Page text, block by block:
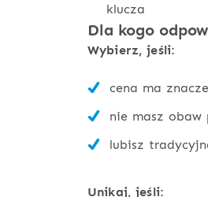
klucza
Dla kogo
Wybierz, jeśli:
cena ma
nie masz obaw
lubisz
Unikaj, jeśli: